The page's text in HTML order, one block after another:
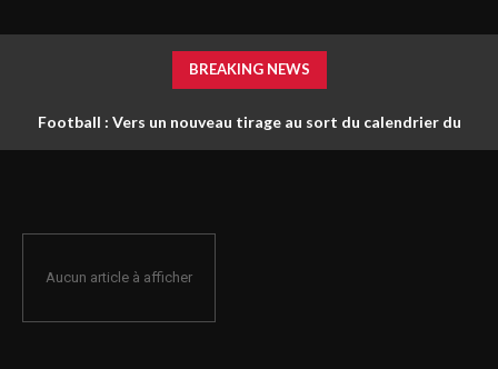
BREAKING NEWS
Football : Vers un nouveau tirage au sort du calendrier du
Aucun article à afficher